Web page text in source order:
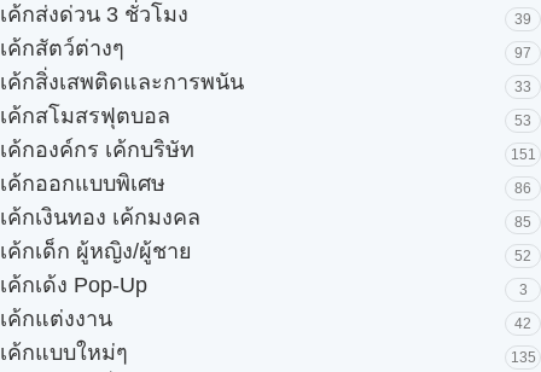
เค้กส่งด่วน 3 ชั่วโมง 39
เค้กสัตว์ต่างๆ 97
เค้กสิ่งเสพติดและการพนัน 33
เค้กสโมสรฟุตบอล 53
เค้กองค์กร เค้กบริษัท 151
เค้กออกแบบพิเศษ 86
เค้กเงินทอง เค้กมงคล 85
เค้กเด็ก ผู้หญิง/ผู้ชาย 52
เค้กเด้ง Pop-Up 3
เค้กแต่งงาน 42
เค้กแบบใหม่ๆ 135